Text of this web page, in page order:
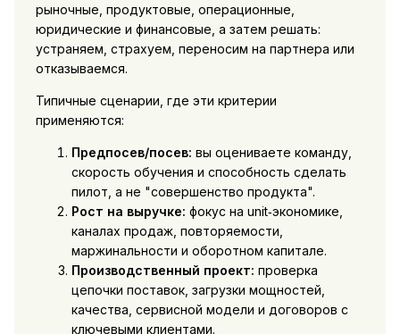
рыночные, продуктовые, операционные,
юридические и финансовые, а затем решать:
устраняем, страхуем, переносим на партнера или
отказываемся.
Типичные сценарии, где эти критерии
применяются:
Предпосев/посев: вы оцениваете команду,
скорость обучения и способность сделать
пилот, а не "совершенство продукта".
Рост на выручке: фокус на unit‑экономике,
каналах продаж, повторяемости,
маржинальности и оборотном капитале.
Производственный проект: проверка
цепочки поставок, загрузки мощностей,
качества, сервисной модели и договоров с
ключевыми клиентами.